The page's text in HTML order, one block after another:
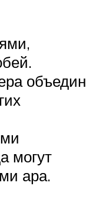
могут
ара.